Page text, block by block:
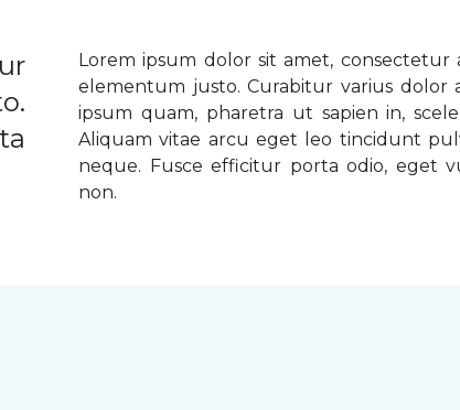
Lorem ipsum dolor sit amet, consectetur
elementum justo. Curabitur varius dolor
ipsum quam, pharetra ut sapien in,
Aliquam vitae arcu eget leo tincidunt
neque. Fusce efficitur porta odio, eget
non.